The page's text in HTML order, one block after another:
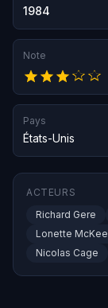
1984
Note
Pays
États-Unis
ACTEURS
Richard Gere
Lonette McKee
Nicolas Cage